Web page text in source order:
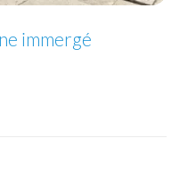
immergé